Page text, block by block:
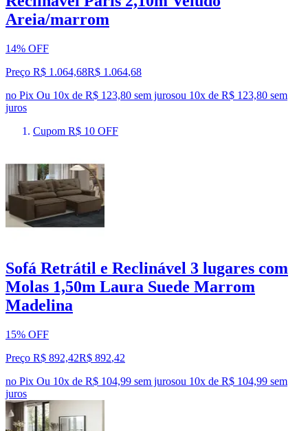
Areia/marrom
14% OFF
Preço R$ 1.064,68R$ 1.064,68
no Pix Ou 10x de R$ 123,80 sem jurosou 10x de R$ 123,80 sem
juros
Cupom R$ 10 OFF
Sofá Retrátil e Reclinável 3 lugares com
Molas 1,50m Laura Suede Marrom
Madelina
15% OFF
Preço R$ 892,42R$ 892,42
no Pix Ou 10x de R$ 104,99 sem jurosou 10x de R$ 104,99 sem
juros